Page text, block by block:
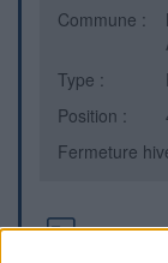
Commune :
Type :
Position :
Fermeture